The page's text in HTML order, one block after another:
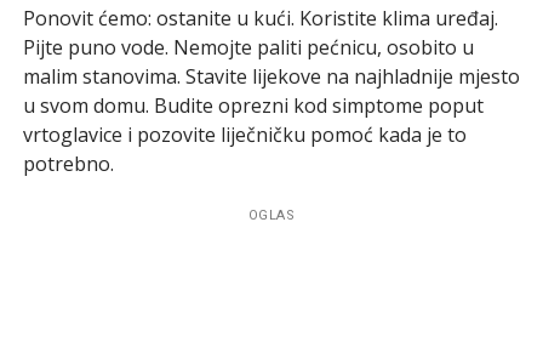
Ponovit ćemo: ostanite u kući. Koristite klima uređaj.
Pijte puno vode. Nemojte paliti pećnicu, osobito u
malim stanovima. Stavite lijekove na najhladnije mjesto
u svom domu. Budite oprezni kod simptome poput
vrtoglavice i pozovite liječničku pomoć kada je to
potrebno.
OGLAS